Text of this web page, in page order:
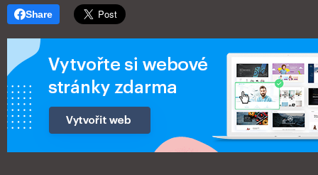
Share